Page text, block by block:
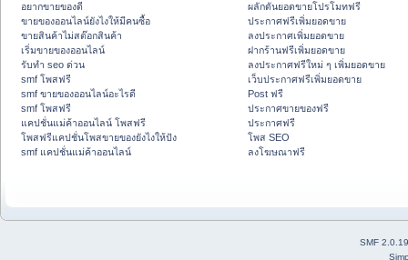
อยากขายของดี
ขายของออนไลน์ยังไงให้มีคนซื้อ
ขายสินค้าไม่สต๊อกสินค้า
เริ่มขายของออนไลน์
รับทำ seo ด่วน
smf โพสฟรี
smf ขายของออนไลน์อะไรดี
smf โพสฟรี
แคปชั่นแม่ค้าออนไลน์ โพสฟรี
โพสฟรีแคปชั่นโพสขายของยังไงให้ปัง
smf แคปชั่นแม่ค้าออนไลน์
ผลักดันยอดขายโปรโมทฟรี
ประกาศฟรีเพิ่มยอดขาย
ลงประกาศเพิ่มยอดขาย
ฝากร้านฟรีเพิ่มยอดขาย
ลงประกาศฟรีใหม่ ๆ เพิ่มยอดขาย
เว็บประกาศฟรีเพิ่มยอดขาย
Post ฟรี
ประกาศขายของฟรี
ประกาศฟรี
โพส SEO
ลงโฆษณาฟรี
SMF 2.0.19